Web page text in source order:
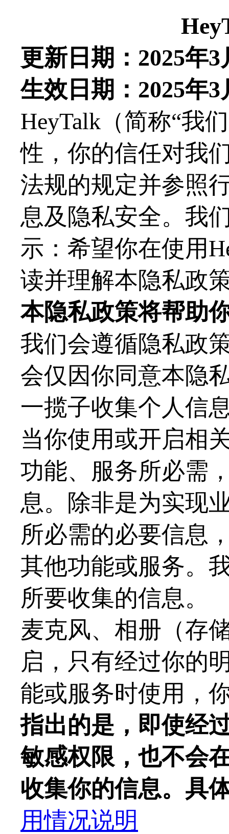
更新日期： 2025年3
生效日期： 2025年3
HeyTalk （简称“我
性，你的信任对我
法规的规定并参照
息及隐私安全。我
示：希望你在使用
读并理解本隐私政
本隐私政策将帮助
我们会遵循隐私政
会仅因你同意本隐
一揽子收集个人信
当你使用或开启相
功能、服务所必需
息。除非是为实现
所必需的必要信息
其他功能或服务。
所要收集的信息。
麦克风、相册（存
启，只有经过你的
能或服务时使用，
指出的是，即使经
敏感权限，也不会
收集你的信息。具
用情况说明